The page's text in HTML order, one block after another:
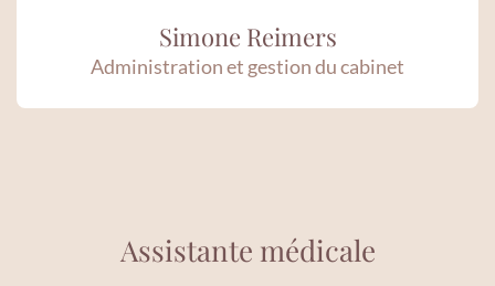
Simone Reimers
Administration et gestion du cabinet
Assistante médicale